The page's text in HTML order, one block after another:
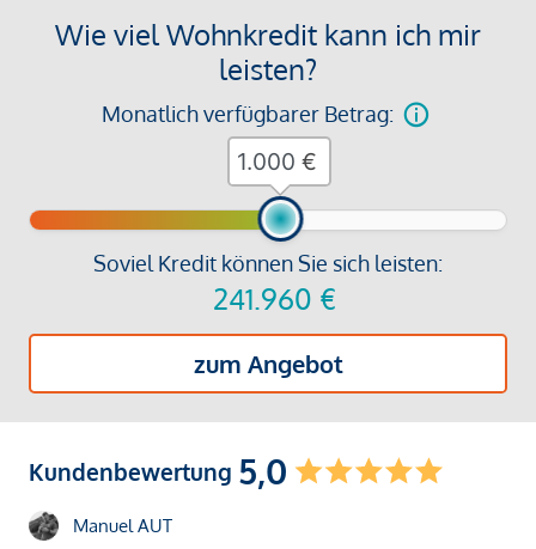
Wie viel Wohnkredit kann ich mir
leisten?
Monatlich verfügbarer Betrag:
Soviel Kredit können Sie sich leisten:
241.960 €
zum Angebot
€
Kundenbewertung 5,0
Manuel AUT